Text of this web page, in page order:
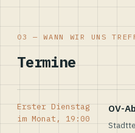
03 — WANN WIR UNS
Termine
Erster Dienstag
im Monat, 19:00
OV-